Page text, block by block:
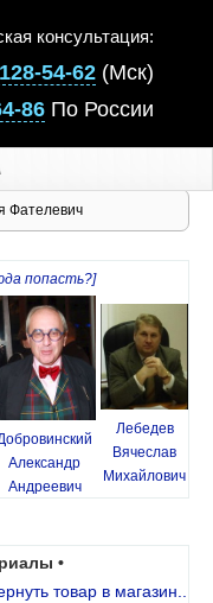
консультация:
54-62 (Мск)
86 По России
Фателевич
попасть?]
Александр
Андреевич
Лебедев
Вячеслав
Михайлович
•
товар в магазин..